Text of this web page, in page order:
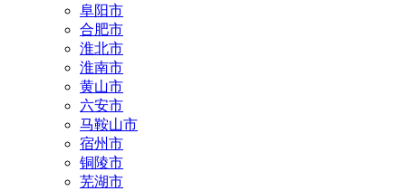
阜阳市
合肥市
淮北市
淮南市
黄山市
六安市
马鞍山市
宿州市
铜陵市
芜湖市